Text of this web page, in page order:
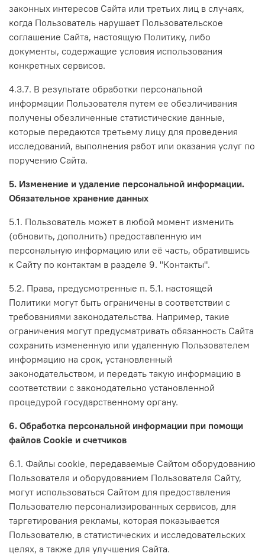
законных интересов Сайта или третьих лиц в случаях,
когда Пользователь нарушает Пользовательское
соглашение Сайта, настоящую Политику, либо
документы, содержащие условия использования
конкретных сервисов.
4.3.7. В результате обработки персональной
информации Пользователя путем ее обезличивания
получены обезличенные статистические данные,
которые передаются третьему лицу для проведения
исследований, выполнения работ или оказания услуг по
поручению Сайта.
5. Изменение и удаление персональной информации.
Обязательное хранение данных
5.1. Пользователь может в любой момент изменить
(обновить, дополнить) предоставленную им
персональную информацию или её часть, обратившись
к Сайту по контактам в разделе 9. "Контакты".
5.2. Права, предусмотренные п. 5.1. настоящей
Политики могут быть ограничены в соответствии с
требованиями законодательства. Например, такие
ограничения могут предусматривать обязанность Сайта
сохранить измененную или удаленную Пользователем
информацию на срок, установленный
законодательством, и передать такую информацию в
соответствии с законодательно установленной
процедурой государственному органу.
6. Обработка персональной информации при помощи
файлов Cookie и счетчиков
6.1. Файлы cookie, передаваемые Сайтом оборудованию
Пользователя и оборудованием Пользователя Сайту,
могут использоваться Сайтом для предоставления
Пользователю персонализированных сервисов, для
таргетирования рекламы, которая показывается
Пользователю, в статистических и исследовательских
целях, а также для улучшения Сайта.